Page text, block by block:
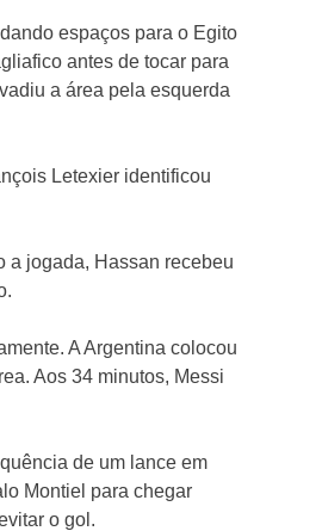
espaços para o Egito
antes de tocar para
a área pela esquerda
Letexier identificou
a jogada, Hassan recebeu
A Argentina colocou
Aos 34 minutos, Messi
de um lance em
Montiel para chegar
o gol.